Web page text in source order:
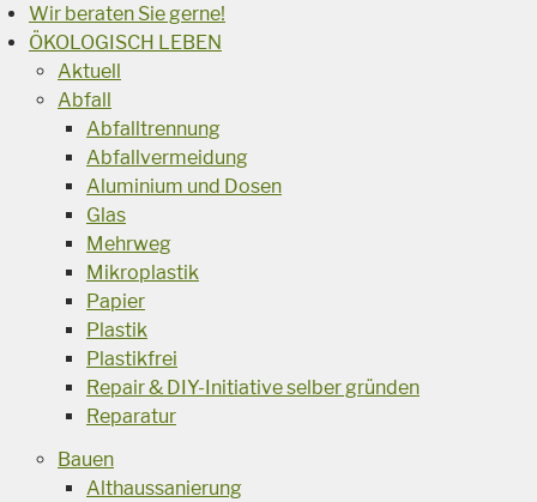
Wir beraten Sie gerne!
ÖKOLOGISCH LEBEN
Aktuell
Abfall
Abfalltrennung
Abfallvermeidung
Aluminium und Dosen
Glas
Mehrweg
Mikroplastik
Papier
Plastik
Plastikfrei
Repair & DIY-Initiative selber gründen
Reparatur
Bauen
Althaussanierung